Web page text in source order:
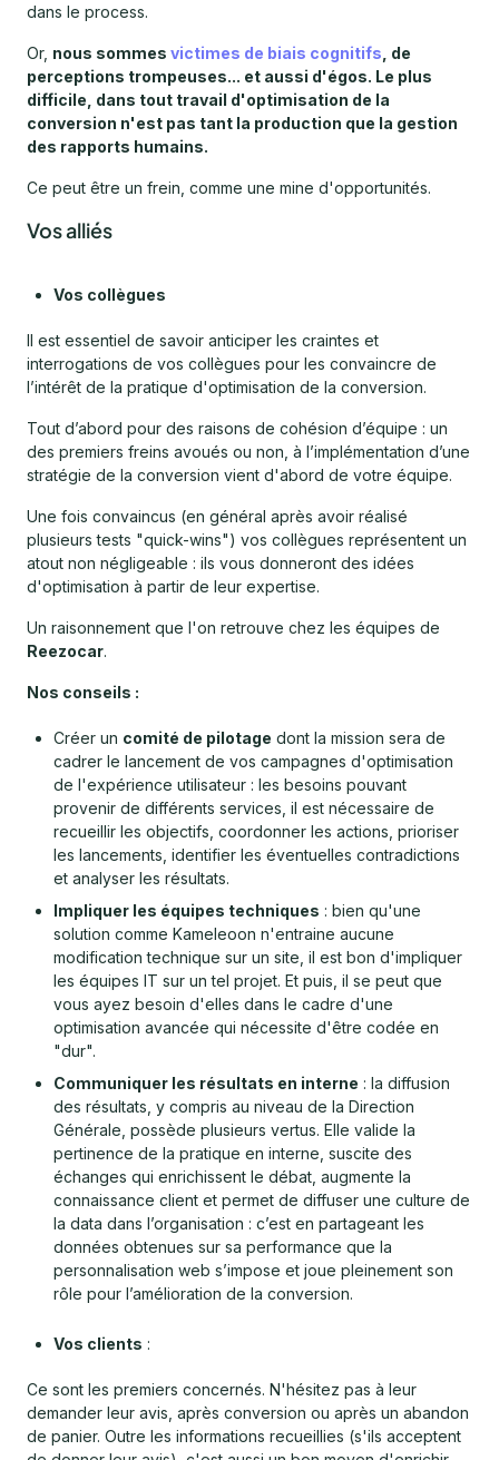
dans le process.
Or, nous sommes victimes de biais cognitifs , de
perceptions trompeuses... et aussi d'égos. Le plus
difficile, dans tout travail d'optimisation de la
conversion n'est pas tant la production que la gestion
des rapports humains.
Ce peut être un frein, comme une mine d'opportunités.
Vos alliés
Vos collègues
Il est essentiel de savoir anticiper les craintes et
interrogations de vos collègues pour les convaincre de
l’intérêt de la pratique d'optimisation de la conversion.
Tout d’abord pour des raisons de cohésion d’équipe : un
des premiers freins avoués ou non, à l’implémentation d’une
stratégie de la conversion vient d'abord de votre équipe.
Une fois convaincus (en général après avoir réalisé
plusieurs tests "quick-wins") vos collègues représentent un
atout non négligeable : ils vous donneront des idées
d'optimisation à partir de leur expertise.
Un raisonnement que l'on retrouve chez les équipes de
Reezocar.
Nos conseils :
Créer un comité de pilotage dont la mission sera de
cadrer le lancement de vos campagnes d'optimisation
de l'expérience utilisateur : les besoins pouvant
provenir de différents services, il est nécessaire de
recueillir les objectifs, coordonner les actions, prioriser
les lancements, identifier les éventuelles contradictions
et analyser les résultats.
Impliquer les équipes techniques : bien qu'une
solution comme Kameleoon n'entraine aucune
modification technique sur un site, il est bon d'impliquer
les équipes IT sur un tel projet. Et puis, il se peut que
vous ayez besoin d'elles dans le cadre d'une
optimisation avancée qui nécessite d'être codée en
"dur".
Communiquer les résultats en interne : la diffusion
des résultats, y compris au niveau de la Direction
Générale, possède plusieurs vertus. Elle valide la
pertinence de la pratique en interne, suscite des
échanges qui enrichissent le débat, augmente la
connaissance client et permet de diffuser une culture de
la data dans l’organisation : c’est en partageant les
données obtenues sur sa performance que la
personnalisation web s’impose et joue pleinement son
rôle pour l’amélioration de la conversion.
Vos clients :
Ce sont les premiers concernés. N'hésitez pas à leur
demander leur avis, après conversion ou après un abandon
de panier. Outre les informations recueillies (s'ils acceptent